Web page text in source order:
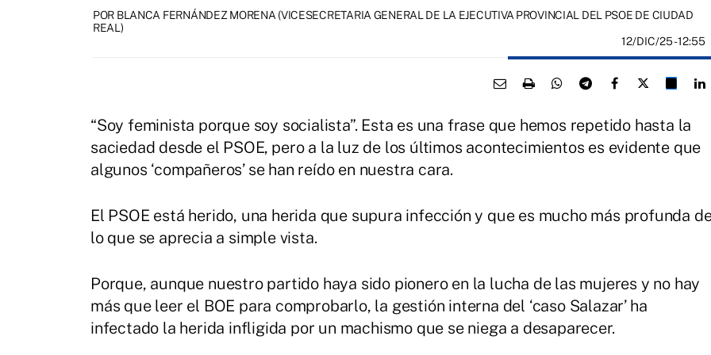
POR BLANCA FERNÁNDEZ MORENA (VICESECRETARIA GENERAL DE LA EJECUTIVA PROVINCIAL DEL PSOE DE CIUDAD
REAL)
12/DIC/25- 12:55
“Soy feminista porque soy socialista”. Esta es una frase que hemos repetido hasta la
saciedad desde el PSOE, pero a la luz de los últimos acontecimientos es evidente que
algunos ‘compañeros’ se han reído en nuestra cara.
El PSOE está herido, una herida que supura infección y que es mucho más profunda
lo que se aprecia a simple vista.
Porque, aunque nuestro partido haya sido pionero en la lucha de las mujeres y no hay
más que leer el BOE para comprobarlo, la gestión interna del ‘caso Salazar’ ha
infectado la herida infligida por un machismo que se niega a desaparecer.